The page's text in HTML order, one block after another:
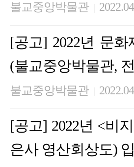
불교중앙박물관
[공고] 2022년 문
(불교중앙박물관,
불교중앙박물관
[공고] 2022년 <비
은사 영산회상도)